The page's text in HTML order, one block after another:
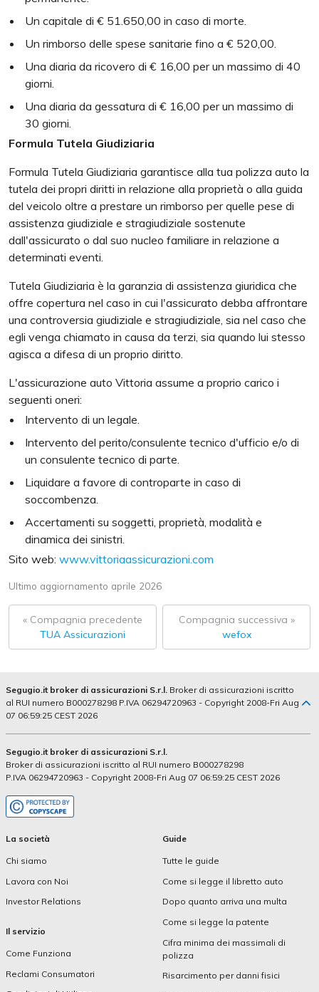
Un capitale di € 51.650,00 in caso di morte.
Un rimborso delle spese sanitarie fino a € 520,00.
Una diaria da ricovero di € 16,00 per un massimo di 40
giorni.
Una diaria da gessatura di € 16,00 per un massimo di
30 giorni.
Formula Tutela Giudiziaria
Formula Tutela Giudiziaria garantisce alla tua polizza auto la
tutela dei propri diritti in relazione alla proprietà o alla guida
del veicolo oltre a prestare un rimborso per quelle pese di
assistenza giudiziale e stragiudiziale sostenute
dall'assicurato o dal suo nucleo familiare in relazione a
determinati eventi.
Tutela Giudiziaria è la garanzia di assistenza giuridica che
offre copertura nel caso in cui l'assicurato debba affrontare
una controversia giudiziale e stragiudiziale, sia nel caso che
egli venga chiamato in causa da terzi, sia quando lui stesso
agisca a difesa di un proprio diritto.
L'assicurazione auto Vittoria assume a proprio carico i
seguenti oneri:
Intervento di un legale.
Intervento del perito/consulente tecnico d'ufficio e/o di
un consulente tecnico di parte.
Liquidare a favore di controparte in caso di
soccombenza.
Accertamenti su soggetti, proprietà, modalità e
dinamica dei sinistri.
Sito web: www.vittoriaassicurazioni.com
Ultimo aggiornamento aprile 2026
« Compagnia precedente
TUA Assicurazioni
Compagnia successiva »
wefox
Segugio.it broker di assicurazioni S.r.l. Broker di assicurazioni iscritto
al RUI numero B000278298 P.IVA 06294720963 - Copyright 2008-Fri Aug
07 06:59:25 CEST 2026
La società
Chi siamo
Lavora con Noi
Investor Relations
Il servizio
Come Funziona
Reclami Consumatori
Guide
Tutte le guide
Come si legge il libretto auto
Dopo quanto arriva una multa
Come si legge la patente
Cifra minima dei massimali di
polizza
Risarcimento per danni fisici
Segugio.it broker di assicurazioni S.r.l.
Broker di assicurazioni iscritto al RUI numero B000278298
P.IVA 06294720963 - Copyright 2008-Fri Aug 07 06:59:25 CEST 2026